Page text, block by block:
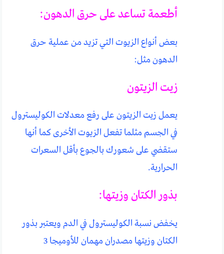
‏أطعمة تساعد على حرق الدهون:
بعض أنواع الزيوت التي تزيد من عملية حرق
الدهون مثل:
زيت الزيتون
‏يعمل زيت الزيتون على رفع معدلات الكوليسترول
في الجسم مثلما تفعل الزيوت الأخرى كما أنها
ستقضي على شعورك بالجوع بأقل السعرات
الحرارية.
بذور الكتان وزيتها:
يخفض نسبة الكوليسترول في الدم ويعتبر بذور
الكتان وزيتها مصدران مهمان للأوميجا 3